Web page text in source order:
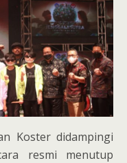
Koster didampingi
resmi menutup